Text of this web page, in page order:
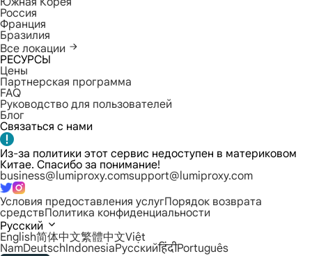
Россия
Франция
Бразилия
Все локации
РЕСУРСЫ
Цены
Партнерская программа
FAQ
Руководство для пользователей
Блог
Связаться с нами
Из-за политики этот сервис недоступен в материковом
Китае. Спасибо за понимание!
business@lumiproxy.comsupport@lumiproxy.com
Условия предоставления услугПорядок возврата
средствПолитика конфиденциальности
Русский
English简体中文繁體中文Việt
NamDeutschIndonesiaРусскийहिंदीPortuguês